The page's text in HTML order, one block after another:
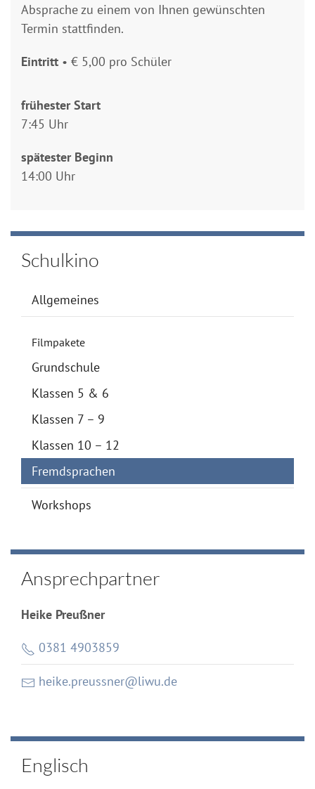
Absprache zu einem von Ihnen gewünschten
Termin stattfinden.
Eintritt • € 5,00 pro Schüler
frühester Start
7:45 Uhr
spätester Beginn
14:00 Uhr
Schulkino
Allgemeines
Filmpakete
Grundschule
Klassen 5 & 6
Klassen 7 – 9
Klassen 10 – 12
Fremdsprachen
Workshops
Ansprechpartner
Heike Preußner
0381 4903859
heike.preussner@liwu.de
Englisch